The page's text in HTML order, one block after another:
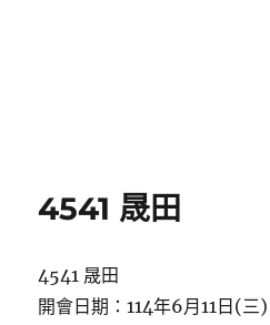
4541 晟田
4541 晟田
開會日期：114年6月11日(三)